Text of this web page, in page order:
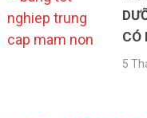
CÓ
5